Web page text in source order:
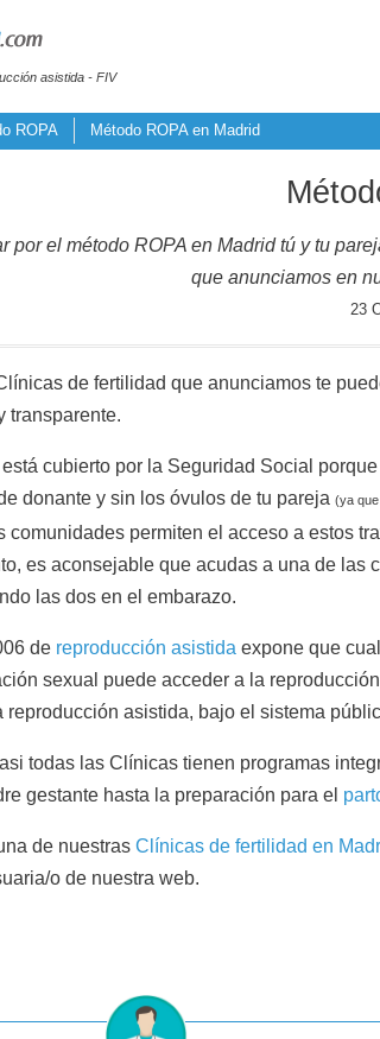
asistida - FIV
ROPA Método ROPA en Madrid
por el método ROPA en Madrid tú y tu
que anunciamos en
23
de fertilidad que anunciamos te
transparente.
está cubierto por la Seguridad Social
donante y sin los óvulos de tu pareja (ya
comunidades permiten el acceso a estos
es aconsejable que acudas a una de
las dos en el embarazo.
de reproducción asistida expone que
sexual puede acceder a la
reproducción asistida, bajo el sistema
todas las Clínicas tienen programas
gestante hasta la preparación para el
de nuestras Clínicas de fertilidad en
o de nuestra web.